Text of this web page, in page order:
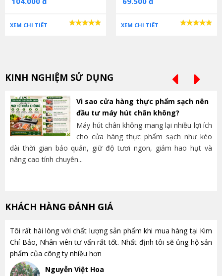
XEM CHI TIẾT XEM CHI TIẾT
KINH NGHIỆM SỬ DỤNG
Vì sao cửa hàng thực phẩm sạch nên
đầu tư máy hút chân không?
Máy hút chân không mang lại nhiều lợi ích
cho cửa hàng thực phẩm sạch như kéo
dài thời gian bảo quản, giữ độ tươi ngon, giảm hao hụt và
nâng cao tính chuyên...
KHÁCH HÀNG ĐÁNH GIÁ
Tôi rất hài lòng với chất lượng sản phẩm khi mua hàng tại Kim
Chí Bảo, Nhân viên tư vấn rất tốt. Nhất định tôi sẽ ủng hộ sản
phẩm của công ty nhiều hơn
Nguyễn Việt Hoa